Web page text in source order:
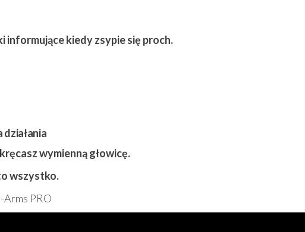
informujące kiedy zsypiesię proch.
działania
wymienną głowicę.
wszystko.
PRO